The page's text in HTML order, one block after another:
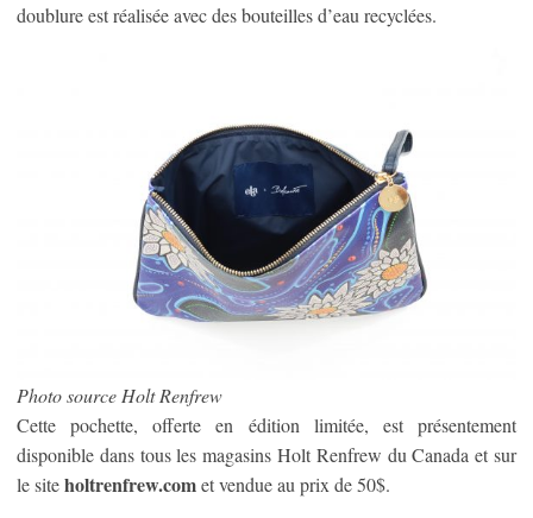
doublure est réalisée avec des bouteilles d’eau recyclées.
Photo source Holt Renfrew
Cette pochette, offerte en édition limitée, est présentement
disponible dans tous les magasins Holt Renfrew du Canada et sur
le siteholtrenfrew.comet vendue au prix de 50$.